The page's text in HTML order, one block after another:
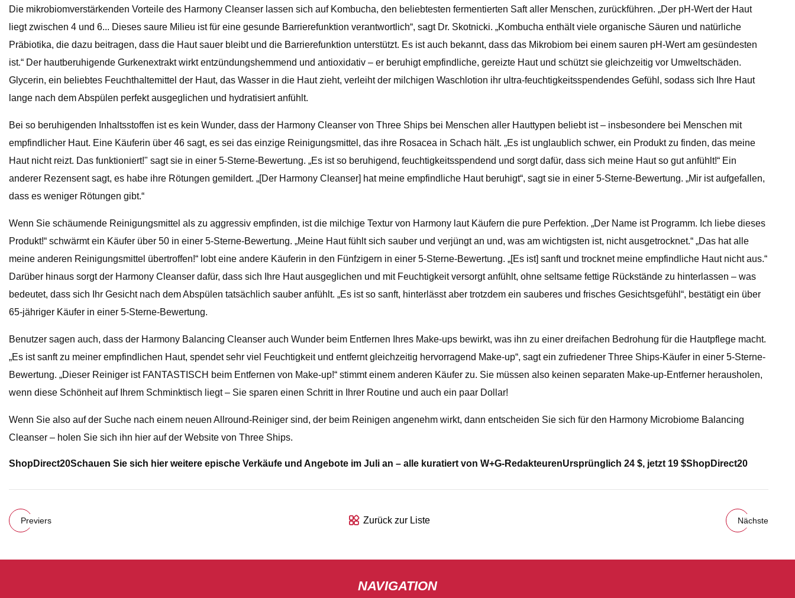
Die mikrobiomverstärkenden Vorteile des Harmony Cleanser lassen sich auf Kombucha, den beliebtesten fermentierten Saft aller Menschen, zurückführen. „Der pH-Wert der Haut
liegt zwischen 4 und 6... Dieses saure Milieu ist für eine gesunde Barrierefunktion verantwortlich“, sagt Dr. Skotnicki. „Kombucha enthält viele organische Säuren und natürliche
Präbiotika, die dazu beitragen, dass die Haut sauer bleibt und die Barrierefunktion unterstützt. Es ist auch bekannt, dass das Mikrobiom bei einem sauren pH-Wert am gesündesten
ist.“ Der hautberuhigende Gurkenextrakt wirkt entzündungshemmend und antioxidativ – er beruhigt empfindliche, gereizte Haut und schützt sie gleichzeitig vor Umweltschäden.
Glycerin, ein beliebtes Feuchthaltemittel der Haut, das Wasser in die Haut zieht, verleiht der milchigen Waschlotion ihr ultra-feuchtigkeitsspendendes Gefühl, sodass sich Ihre Haut
lange nach dem Abspülen perfekt ausgeglichen und hydratisiert anfühlt.
Bei so beruhigenden Inhaltsstoffen ist es kein Wunder, dass der Harmony Cleanser von Three Ships bei Menschen aller Hauttypen beliebt ist – insbesondere bei Menschen mit
empfindlicher Haut. Eine Käuferin über 46 sagt, es sei das einzige Reinigungsmittel, das ihre Rosacea in Schach hält. „Es ist unglaublich schwer, ein Produkt zu finden, das meine
Haut nicht reizt. Das funktioniert!" sagt sie in einer 5-Sterne-Bewertung. „Es ist so beruhigend, feuchtigkeitsspendend und sorgt dafür, dass sich meine Haut so gut anfühlt!“ Ein
anderer Rezensent sagt, es habe ihre Rötungen gemildert. „[Der Harmony Cleanser] hat meine empfindliche Haut beruhigt“, sagt sie in einer 5-Sterne-Bewertung. „Mir ist aufgefallen,
dass es weniger Rötungen gibt.“
Wenn Sie schäumende Reinigungsmittel als zu aggressiv empfinden, ist die milchige Textur von Harmony laut Käufern die pure Perfektion. „Der Name ist Programm. Ich liebe dieses
Produkt!“ schwärmt ein Käufer über 50 in einer 5-Sterne-Bewertung. „Meine Haut fühlt sich sauber und verjüngt an und, was am wichtigsten ist, nicht ausgetrocknet.“ „Das hat alle
meine anderen Reinigungsmittel übertroffen!“ lobt eine andere Käuferin in den Fünfzigern in einer 5-Sterne-Bewertung. „[Es ist] sanft und trocknet meine empfindliche Haut nicht aus.“
Darüber hinaus sorgt der Harmony Cleanser dafür, dass sich Ihre Haut ausgeglichen und mit Feuchtigkeit versorgt anfühlt, ohne seltsame fettige Rückstände zu hinterlassen – was
bedeutet, dass sich Ihr Gesicht nach dem Abspülen tatsächlich sauber anfühlt. „Es ist so sanft, hinterlässt aber trotzdem ein sauberes und frisches Gesichtsgefühl“, bestätigt ein über
65-jähriger Käufer in einer 5-Sterne-Bewertung.
Benutzer sagen auch, dass der Harmony Balancing Cleanser auch Wunder beim Entfernen Ihres Make-ups bewirkt, was ihn zu einer dreifachen Bedrohung für die Hautpflege macht.
„Es ist sanft zu meiner empfindlichen Haut, spendet sehr viel Feuchtigkeit und entfernt gleichzeitig hervorragend Make-up“, sagt ein zufriedener Three Ships-Käufer in einer 5-Sterne-
Bewertung. „Dieser Reiniger ist FANTASTISCH beim Entfernen von Make-up!“ stimmt einem anderen Käufer zu. Sie müssen also keinen separaten Make-up-Entferner herausholen,
wenn diese Schönheit auf Ihrem Schminktisch liegt – Sie sparen einen Schritt in Ihrer Routine und auch ein paar Dollar!
Wenn Sie also auf der Suche nach einem neuen Allround-Reiniger sind, der beim Reinigen angenehm wirkt, dann entscheiden Sie sich für den Harmony Microbiome Balancing
Cleanser – holen Sie sich ihn hier auf der Website von Three Ships.
ShopDirect20Schauen Sie sich hier weitere epische Verkäufe und Angebote im Juli an – alle kuratiert von W+G-RedakteurenUrsprünglich 24 $, jetzt 19 $ShopDirect20
Previers Zurück zur Liste Nächste
NAVIGATION